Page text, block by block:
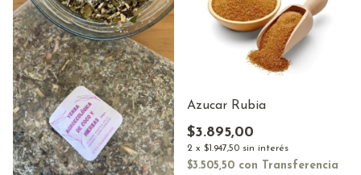
Azucar Rubia
$3.895,00
2 x $1.947,50 sin interés
$3.505,50 con Transferencia